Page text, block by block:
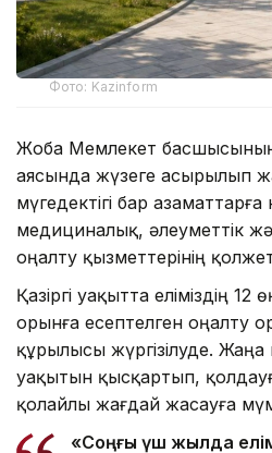
Фото: Kazinform
Жоба Мемлекет
аясында жүзеге асырылып
мүгедектігі бар азаматтарға
медициналық, әлеуметтік
оңалту қызметтерінің
Қазіргі уақытта еліміздің 12
орынға есептелген оңалту
құрылысы жүргізілуде.
уақытын қысқартып,
қолайлы жағдай жасауға
«Соңғы үш жылда